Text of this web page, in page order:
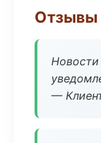
Отзывы
—